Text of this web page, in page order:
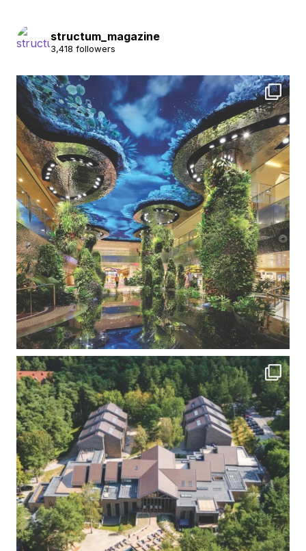
structum_magazine
3,418 followers